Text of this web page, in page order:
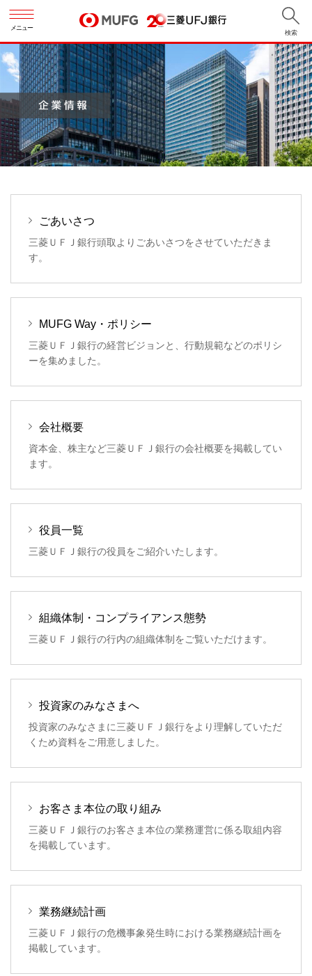
メニュー
検索
ごあいさつ
三菱ＵＦＪ銀行頭取よりごあいさつをさせていただきま
す。
MUFG Way・ポリシー
三菱ＵＦＪ銀行の経営ビジョンと、行動規範などのポリシ
ーを集めました。
会社概要
資本金、株主など三菱ＵＦＪ銀行の会社概要を掲載してい
ます。
役員一覧
三菱ＵＦＪ銀行の役員をご紹介いたします。
組織体制・コンプライアンス態勢
三菱ＵＦＪ銀行の行内の組織体制をご覧いただけます。
投資家のみなさまへ
投資家のみなさまに三菱ＵＦＪ銀行をより理解していただ
くため資料をご用意しました。
お客さま本位の取り組み
三菱ＵＦＪ銀行のお客さま本位の業務運営に係る取組内容
を掲載しています。
業務継続計画
三菱ＵＦＪ銀行の危機事象発生時における業務継続計画を
掲載しています。